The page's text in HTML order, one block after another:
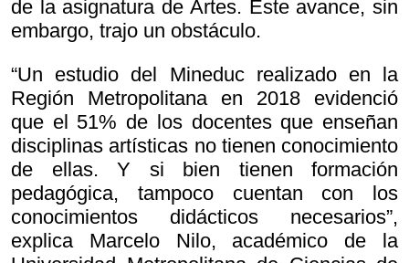
de la asignatura de Artes. Este avance, sin
embargo, trajo un obstáculo.
“Un estudio del Mineduc realizado en la
Región Metropolitana en 2018 evidenció
que el 51% de los docentes que enseñan
disciplinas artísticas no tienen conocimiento
de ellas. Y si bien tienen formación
pedagógica, tampoco cuentan con los
conocimientos didácticos necesarios”,
explica Marcelo Nilo, académico de la